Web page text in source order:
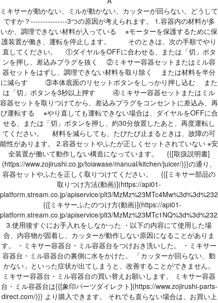
ミキサーが動かない、ミルが動かない、カッターが回らない。どうして
ですか？---------------3つの原因が考えられます。 1.容器内の材料が多
いか、調理できない材料が入っている ※モーターを保護するために保
護装置が働き、運転を停止します。 そのときは、次の手順でやり
直してください。 ①ダイヤルをOFFに合わせる、または「切」ボタ
ンを押し、差込みプラグを抜く ②ミキサー容器セットまたはミル容
器セットをはずし、調理できない材料を取り除く または材料を半分
に減らす ③本体底面のリセットボタンをしっかり押し込む また
は「切」ボタンを3秒以上押す ④ミキサー容器セットまたはミル
容器セットを取りつけてから、差込みプラグをコンセントに差込み、再
び運転する ※やり直しても運転できない場合は、ダイヤルをOFFに合
せる、または「切」ボタンを押し、約30分放置したあと、再度運転し
てください。 材料を減らしても、たびたび止まるときは、故障の可
能性があります。 2.容器セットやふたが正しくセットされていない ※安
全装置が働いて動作しない構造になっています。 {{[取扱説明書]
(https://www.zojirushi.co.jp/toiawase/manual/kitchen/juicer/)}}の通り、
容器セットやふたを正しく取りつけてください。 {{[ミキサー部品の
取りつけ方法(動画)](https://api01-
platform.stream.co.jp/apiservice/plt3/
{{[ミキサーふたのつけ方(動画)](https://api01-
platform.stream.co.jp/apiservice/plt3/
3.使用後すぐにお手入れをしなかった ・以下の内容にて使用した場
合、内容物が固着し、カッターが動作しない原因になることがありま
す。 ・ミキサー容器台・ミル容器台をつけおき洗いした。 ・ミキサー
容器台・ミル容器台の裏側に水をかけた。 「カッターが回らない、動
かない」といった症状が出てしまうと、改善することができません。
ミキサー容器台・ミル容器台の買い替えお願いします。 ミキサー容器
台・ミル容器台は{{[象印パーツダイレクト](https://www.zojirushi-parts-
direct.com/)}} より購入できます。 それでも直らない場合は、お買い上